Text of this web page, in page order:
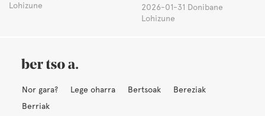
Lohizune
2026-01-31 Donibane
Lohizune
Nor gara? Lege oharra Bertsoak
Bereziak
Berriak